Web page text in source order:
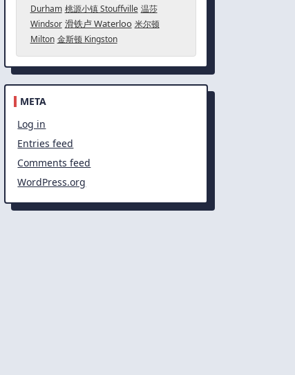
Durham 桃源小镇 Stouffville 温莎
Windsor 滑铁卢 Waterloo 米尔顿
Milton 金斯顿 Kingston
META
Log in
Entries feed
Comments feed
WordPress.org